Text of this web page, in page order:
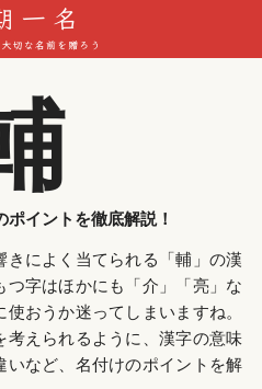
イントを徹底解説！
きによく当てられる「輔」の漢
字はほかにも「介」「亮」な
おうか迷ってしまいますね。
考えられるように、漢字の意味
いなど、名付けのポイントを解